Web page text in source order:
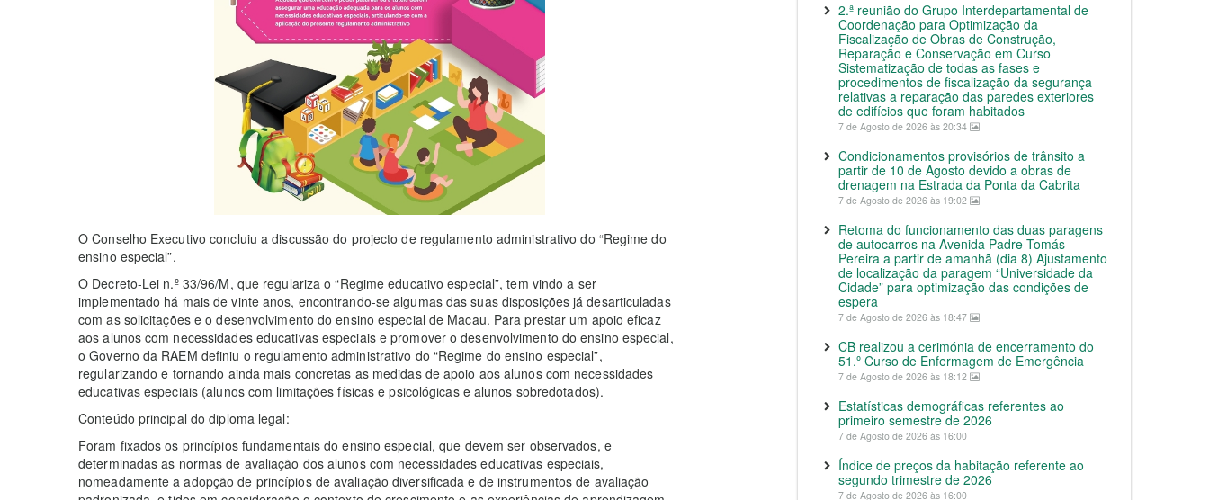
O Conselho Executivo concluiu a discussão do projecto de regulamento administrativo do “Regime do
ensino especial”.
O Decreto-Lei n.º 33/96/M, que regulariza o “Regime educativo especial”, tem vindo a ser
implementado há mais de vinte anos, encontrando-se algumas das suas disposições já desarticuladas
com as solicitações e o desenvolvimento do ensino especial de Macau. Para prestar um apoio eficaz
aos alunos com necessidades educativas especiais e promover o desenvolvimento do ensino especial,
o Governo da RAEM definiu o regulamento administrativo do “Regime do ensino especial”,
regularizando e tornando ainda mais concretas as medidas de apoio aos alunos com necessidades
educativas especiais (alunos com limitações físicas e psicológicas e alunos sobredotados).
Conteúdo principal do diploma legal:
Foram fixados os princípios fundamentais do ensino especial, que devem ser observados, e
determinadas as normas de avaliação dos alunos com necessidades educativas especiais,
nomeadamente a adopção de princípios de avaliação diversificada e de instrumentos de avaliação
2.ª reunião do Grupo Interdepartamental de
Coordenação para Optimização da
Fiscalização de Obras de Construção,
Reparação e Conservação em Curso
Sistematização de todas as fases e
procedimentos de fiscalização da segurança
relativas a reparação das paredes exteriores
de edifícios que foram habitados
7 de Agosto de 2026 às 20:34
Condicionamentos provisórios de trânsito a
partir de 10 de Agosto devido a obras de
drenagem na Estrada da Ponta da Cabrita
7 de Agosto de 2026 às 19:02
Retoma do funcionamento das duas paragens
de autocarros na Avenida Padre Tomás
Pereira a partir de amanhã (dia 8) Ajustamento
de localização da paragem “Universidade da
Cidade” para optimização das condições de
espera
7 de Agosto de 2026 às 18:47
CB realizou a cerimónia de encerramento do
51.º Curso de Enfermagem de Emergência
7 de Agosto de 2026 às 18:12
Estatísticas demográficas referentes ao
primeiro semestre de 2026
7 de Agosto de 2026 às 16:00
Índice de preços da habitação referente ao
segundo trimestre de 2026
7 de Agosto de 2026 às 16:00